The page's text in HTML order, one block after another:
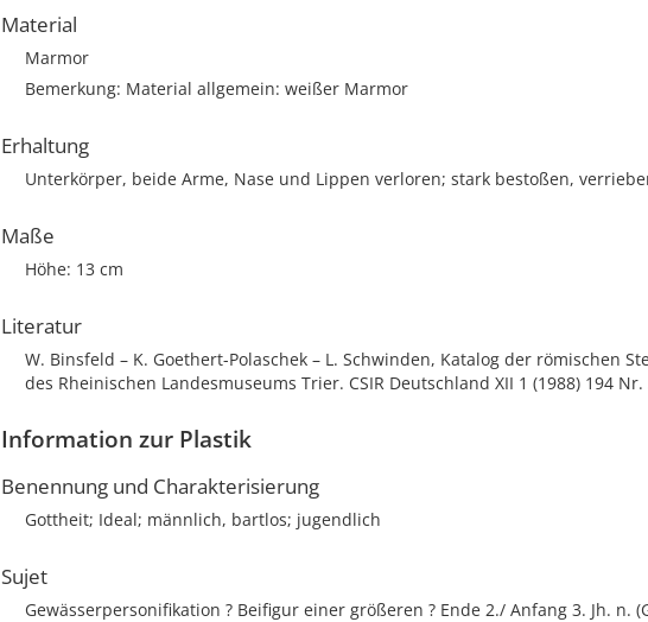
Material
Marmor
Bemerkung: Material allgemein: weißer Marmor
Erhaltung
Unterkörper, beide Arme, Nase und Lippen verloren; stark bestoßen,
Maße
Höhe: 13 cm
Literatur
W. Binsfeld – K. Goethert-Polaschek – L. Schwinden, Katalog der römischen
des Rheinischen Landesmuseums Trier. CSIR Deutschland XII 1 (1988) 194 Nr.
Information zur Plastik
Benennung und Charakterisierung
Gottheit; Ideal; männlich, bartlos; jugendlich
Sujet
Gewässerpersonifikation ? Beifigur einer größeren ? Ende 2./ Anfang 3. Jh. n.